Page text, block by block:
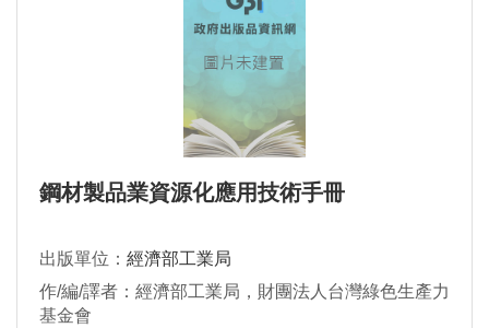
鋼材製品業資源化應用技術手冊
出版單位： 經濟部工業局
作/編/譯者：經濟部工業局，財團法人台灣綠色生產力
基金會